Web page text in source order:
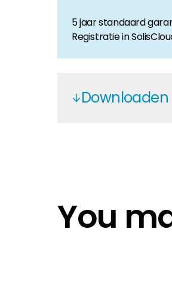
5 jaar standaard
Registratie in
Downloaden
S5-GR3P-3-
You